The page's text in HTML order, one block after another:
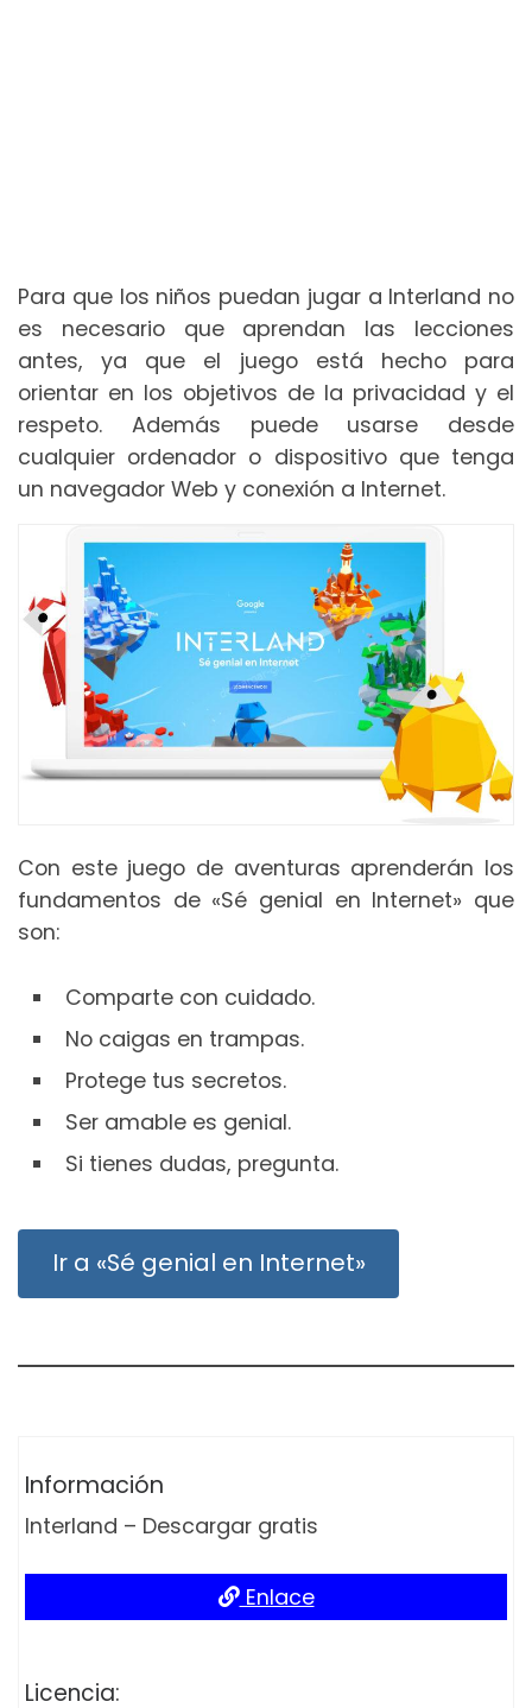
Para que los niños puedan jugar a Interland no
es necesario que aprendan las lecciones
antes, ya que el juego está hecho para
orientar en los objetivos de la privacidad y el
respeto. Además puede usarse desde
cualquier ordenador o dispositivo que tenga
un navegador Web y conexión a Internet.
Con este juego de aventuras aprenderán los
fundamentos de «Sé genial en Internet» que
son:
Comparte con cuidado.
No caigas en trampas.
Protege tus secretos.
Ser amable es genial.
Si tienes dudas, pregunta.
Ir a «Sé genial en Internet»
Información
Interland – Descargar gratis
Enlace
Licencia: